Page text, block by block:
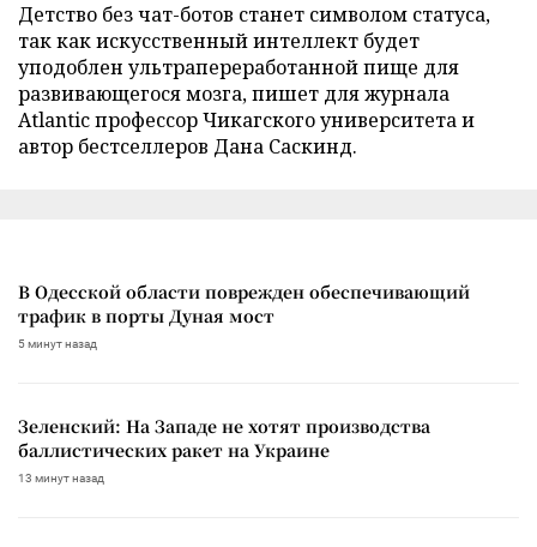
Детство без чат-ботов станет символом статуса,
так как искусственный интеллект будет
уподоблен ультрапереработанной пище для
развивающегося мозга, пишет для журнала
Atlantic профессор Чикагского университета и
автор бестселлеров Дана Саскинд.
В Одесской области поврежден обеспечивающий
трафик в порты Дуная мост
5 минут назад
Зеленский: На Западе не хотят производства
баллистических ракет на Украине
13 минут назад